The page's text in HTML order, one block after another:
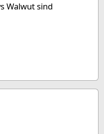
Walwut sind